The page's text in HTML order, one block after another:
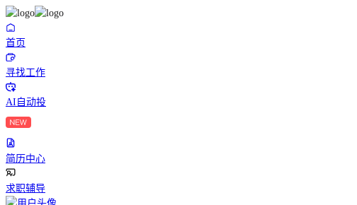
首页
寻找工作
AI自动投
简历中心
求职辅导